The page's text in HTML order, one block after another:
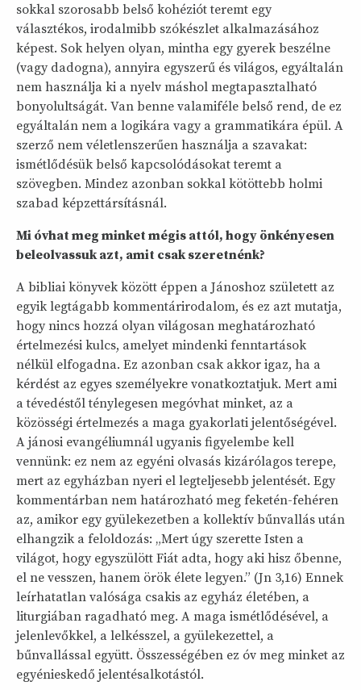
sokkal szorosabb belső kohéziót teremt egy
választékos, irodalmibb szókészlet alkalmazásához
képest. Sok helyen olyan, mintha egy gyerek beszélne
(vagy dadogna), annyira egyszerű és világos, egyáltalán
nem használja ki a nyelv máshol megtapasztalható
bonyolultságát. Van benne valamiféle belső rend, de ez
egyáltalán nem a logikára vagy a grammatikára épül. A
szerző nem véletlenszerűen használja a szavakat:
ismétlődésük belső kapcsolódásokat teremt a
szövegben. Mindez azonban sokkal kötöttebb holmi
szabad képzettársításnál.
Mi óvhat meg minket mégis attól, hogy önkényesen
beleolvassuk azt, amit csak szeretnénk?
A bibliai könyvek között éppen a Jánoshoz született az
egyik legtágabb kommentárirodalom, és ez azt mutatja,
hogy nincs hozzá olyan világosan meghatározható
értelmezési kulcs, amelyet mindenki fenntartások
nélkül elfogadna. Ez azonban csak akkor igaz, ha a
kérdést az egyes személyekre vonatkoztatjuk. Mert ami
a tévedéstől ténylegesen megóvhat minket, az a
közösségi értelmezés a maga gyakorlati jelentőségével.
A jánosi evangéliumnál ugyanis figyelembe kell
vennünk: ez nem az egyéni olvasás kizárólagos terepe,
mert az egyházban nyeri el legteljesebb jelentését. Egy
kommentárban nem határozható meg feketén-fehéren
az, amikor egy gyülekezetben a kollektív bűnvallás után
elhangzik a feloldozás: „Mert úgy szerette Isten a
világot, hogy egyszülött Fiát adta, hogy aki hisz őbenne,
el ne vesszen, hanem örök élete legyen.” (Jn 3,16) Ennek
leírhatatlan valósága csakis az egyház életében, a
liturgiában ragadható meg. A maga ismétlődésével, a
jelenlevőkkel, a lelkésszel, a gyülekezettel, a
bűnvallással együtt. Összességében ez óv meg minket az
egyénieskedő jelentésalkotástól.